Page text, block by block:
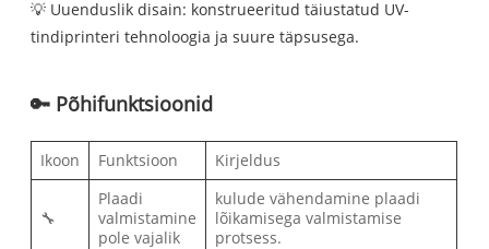
💡 Uuenduslik disain: konstrueeritud täiustatud UV-
tindiprinteri tehnoloogia ja suure täpsusega.
🔑 Põhifunktsioonid
Ikoon Funktsioon Kirjeldus
🔧
Plaadi
valmistamine
pole vajalik
kulude vähendamine plaadi
lõikamisega valmistamise
protsess.